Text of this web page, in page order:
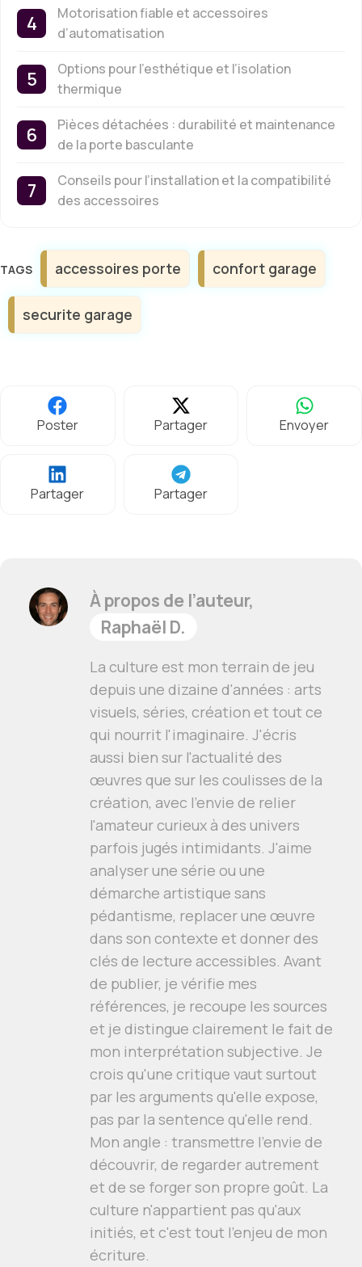
Motorisation fiable et accessoires
d’automatisation
Options pour l’esthétique et l’isolation
thermique
Pièces détachées : durabilité et maintenance
de la porte basculante
Conseils pour l’installation et la compatibilité
des accessoires
Étiquettes
accessoires porte confort garage
securite garage
Poster Partager Envoyer
Partager Partager
À propos de l’auteur,
Raphaël D.
La culture est mon terrain de jeu
depuis une dizaine d'années : arts
visuels, séries, création et tout ce
qui nourrit l'imaginaire. J'écris
aussi bien sur l'actualité des
œuvres que sur les coulisses de la
création, avec l'envie de relier
l'amateur curieux à des univers
parfois jugés intimidants. J'aime
analyser une série ou une
démarche artistique sans
pédantisme, replacer une œuvre
dans son contexte et donner des
clés de lecture accessibles. Avant
de publier, je vérifie mes
références, je recoupe les sources
et je distingue clairement le fait de
mon interprétation subjective. Je
crois qu'une critique vaut surtout
par les arguments qu'elle expose,
pas par la sentence qu'elle rend.
Mon angle : transmettre l'envie de
découvrir, de regarder autrement
et de se forger son propre goût. La
culture n'appartient pas qu'aux
initiés, et c'est tout l'enjeu de mon
écriture.